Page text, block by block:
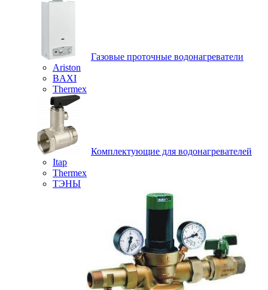
Газовые проточные водонагреватели
Ariston
BAXI
Thermex
Комплектующие для водонагревателей
Itap
Thermex
ТЭНЫ